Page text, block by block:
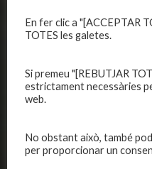
Història
Organització
Avís legal
Política de privadesa
Privadesa a les xarxes
En fer clic a "[ACCEPTAR
TOTES les galetes.
Si premeu "[REBUTJAR
estrictament necessàries
web.
No obstant això, també
per proporcionar un